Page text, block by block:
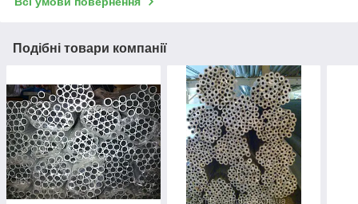
Подібні товари компанії